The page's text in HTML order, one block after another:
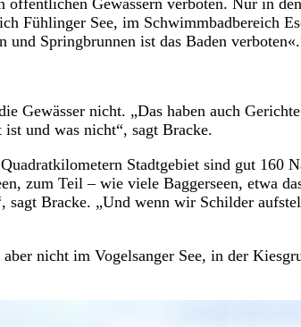
Gewässern verboten. Nur in
Fühlinger See, im Schwimmbadbereich
Springbrunnen ist das Baden
Gewässer nicht. „Das haben auch
und was nicht“, sagt Bracke.
Stadtgebiet sind gut 160
zum Teil – wie viele Baggerseen, etwa
Bracke. „Und wenn wir Schilder
nicht im Vogelsanger See, in der